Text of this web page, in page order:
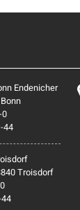
Endenicher
44
Troisdorf